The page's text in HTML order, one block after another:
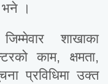
भने ।
शाखाका
काम, क्षमता,
प्रविधिमा उक्त